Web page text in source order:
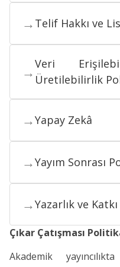
→ Telif Hakkı ve
→Veri
Üretilebilirlik
→Yapay Zekâ
→Yayım Sonrası
→Yazarlık ve
Çıkar Çatışması
Akademik